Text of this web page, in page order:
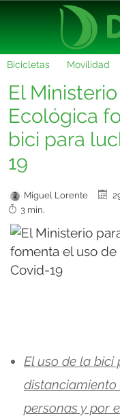
Bicicletas Movilidad
El
Ecológica
bici para
19
Miguel Lorente
3 min.
El uso de la bici
distanciamiento
personas y por